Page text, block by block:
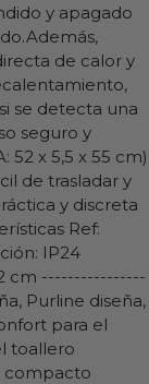
y apagado
de calor y
se detecta una
seguro y
52 x 5,5 x 55 cm)
de trasladar y
y discreta
Ref:
IP24
cm ----------------
Purline diseña,
para el
toallero
compacto